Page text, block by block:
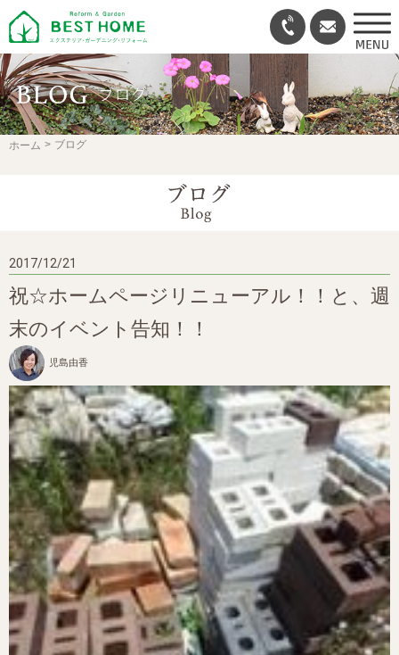
ホーム ブログ
2017/12/21
祝☆ホームページリニューアル！！と、週
末のイベント告知！！
児島由香